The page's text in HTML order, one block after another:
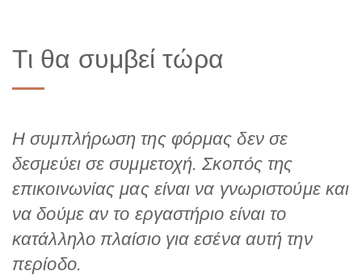
Τι θα συμβεί τώρα
Η συμπλήρωση της φόρμας δεν σε
δεσμεύει σε συμμετοχή. Σκοπός της
επικοινωνίας μας είναι να γνωριστούμε και
να δούμε αν το εργαστήριο είναι το
κατάλληλο πλαίσιο για εσένα αυτή την
περίοδο.